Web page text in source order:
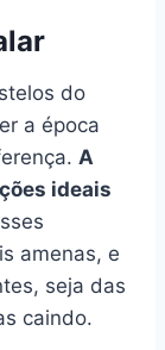
do
a época
A
ideais
amenas, e
seja das
caindo.